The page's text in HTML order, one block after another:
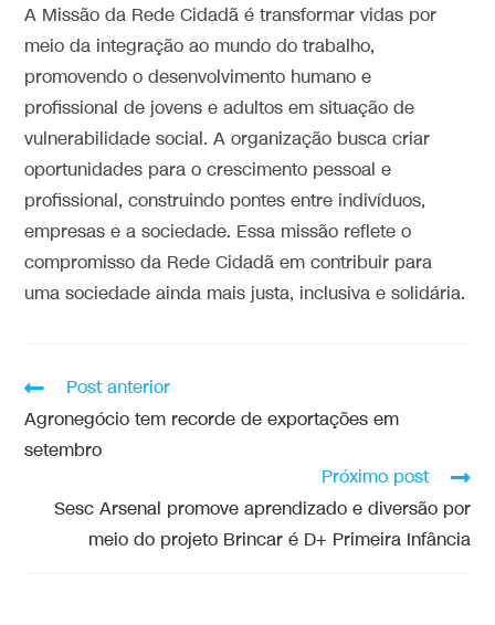
A Missão da Rede Cidadã é transformar vidas por
meio da integração ao mundo do trabalho,
promovendo o desenvolvimento humano e
profissional de jovens e adultos em situação de
vulnerabilidade social. A organização busca criar
oportunidades para o crescimento pessoal e
profissional, construindo pontes entre indivíduos,
empresas e a sociedade. Essa missão reflete o
compromisso da Rede Cidadã em contribuir para
uma sociedade ainda mais justa, inclusiva e solidária.
Post anterior
Agronegócio tem recorde de exportações em
setembro
Próximo post
Sesc Arsenal promove aprendizado e diversão por
meio do projeto Brincar é D+ Primeira Infância